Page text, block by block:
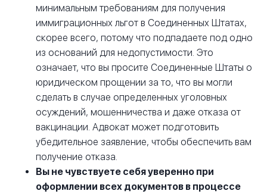
минимальным требованиям для получения
иммиграционных льгот в Соединенных Штатах,
скорее всего, потому что подпадаете под одно
из оснований для недопустимости. Это
означает, что вы просите Соединенные Штаты о
юридическом прощении за то, что вы могли
сделать в случае определенных уголовных
осуждений, мошенничества и даже отказа от
вакцинации. Адвокат может подготовить
убедительное заявление, чтобы обеспечить вам
получение отказа.
Вы не чувствуете себя уверенно при
оформлении всех документов в процессе